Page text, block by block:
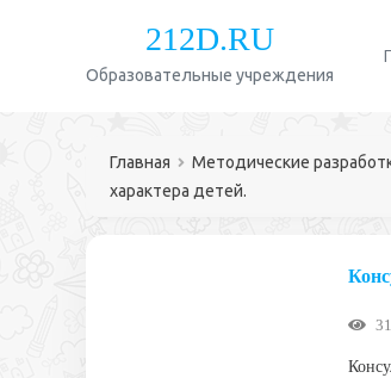
212D.RU
Образовательные учреждения
Главная Методические
характера детей.